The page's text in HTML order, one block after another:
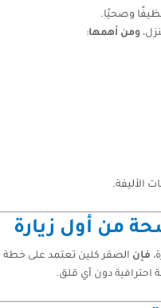
وصحيًا.
ومن أهمها:
الأليفة.
من أول زيارة
فإن الصقر كلين تعتمد على خطة
احترافية دون أي قلق.